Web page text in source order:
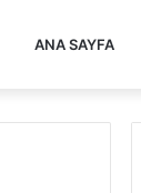
ANA SAYFA